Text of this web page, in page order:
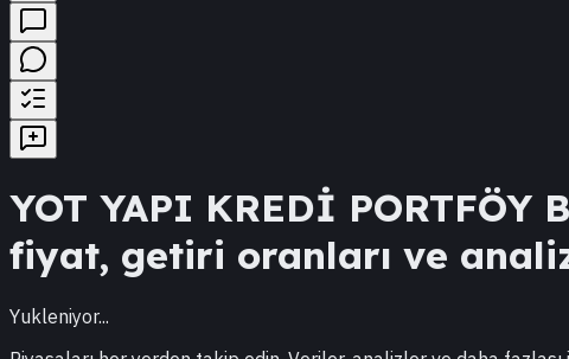
YOT YAPI KREDİ PORTFÖY
fiyat, getiri oranları ve
Yukleniyor...